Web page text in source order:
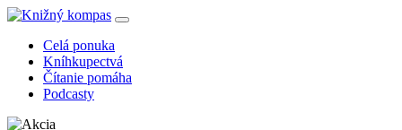
Celá ponuka
Kníhkupectvá
Čítanie pomáha
Podcasty